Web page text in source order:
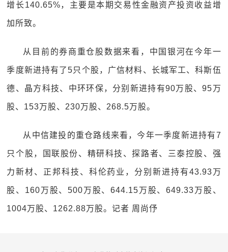
增长140.65%，主要是本期交易性金融资产投资收益增
加所致。
从目前的券商重仓股数据来看，中国银河在今年一
季度新进持有了5只个股，广信材料、长城军工、科斯伍
德、晶方科技、中环环保，分别新进持有90万股、95万
股、153万股、230万股、268.5万股。
从中信建投的重仓路线来看，今年一季度新进持有7
只个股，国联股份、精研科技、探路者、三泰控股、强
力新材、正邦科技、科伦药业，分别新进持有43.93万
股、160万股、500万股、644.15万股、649.33万股、
1004万股、1262.88万股。记者 周尚伃